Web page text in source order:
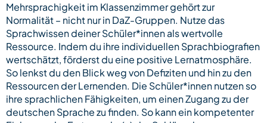
Mehrsprachigkeit im Klassenzimmer gehört zur
Normalität – nicht nur in DaZ-Gruppen. Nutze das
Sprachwissen deiner Schüler*innen als wertvolle
Ressource. Indem du ihre individuellen Sprachbiografien
wertschätzt, förderst du eine positive Lernatmosphäre.
So lenkst du den Blick weg von Defiziten und hin zu den
Ressourcen der Lernenden. Die Schüler*innen nutzen so
ihre sprachlichen Fähigkeiten, um einen Zugang zu der
deutschen Sprache zu finden. So kann ein kompetenter